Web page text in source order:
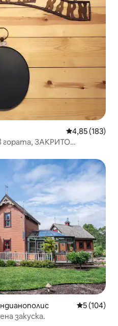
Средна
4,85 (183)
гората, ЗАКРИТО
Средна
5 (104)
закуска.